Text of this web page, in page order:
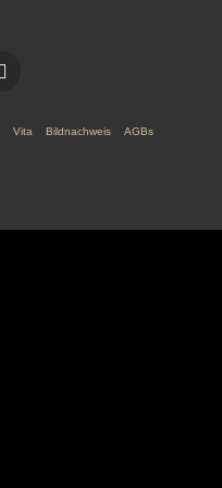
Vita Bildnachweis AGBs